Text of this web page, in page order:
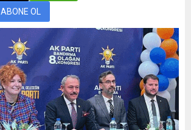
ABONE OL